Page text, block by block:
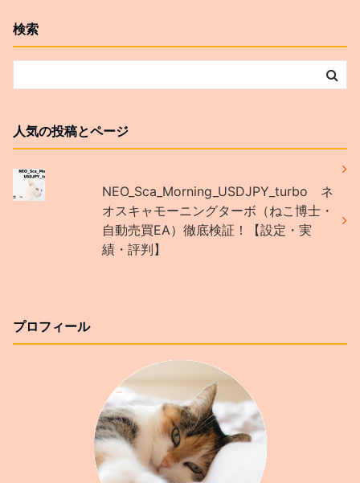
検索
人気の投稿とページ
NEO_Sca_Morning_USDJPY_turbo ネ
オスキャモーニングターボ（ねこ博士・
自動売買EA）徹底検証！【設定・実
績・評判】
プロフィール